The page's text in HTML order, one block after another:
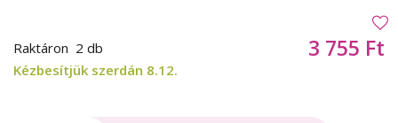
Raktáron 2 db
Kézbesítjük szerdán 8.12.
3 755 Ft